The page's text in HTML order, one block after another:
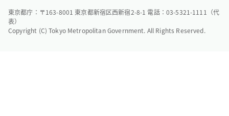
東京都庁：〒163-8001 東京都新宿区西新宿2-8-1 電話：03-5321-1111（代
表）
Copyright (C) Tokyo Metropolitan Government. All Rights Reserved.